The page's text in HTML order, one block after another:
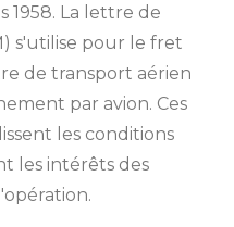
1958. La lettre de
s'utilise pour le fret
de transport aérien
par avion. Ces
les conditions
les intérêts des